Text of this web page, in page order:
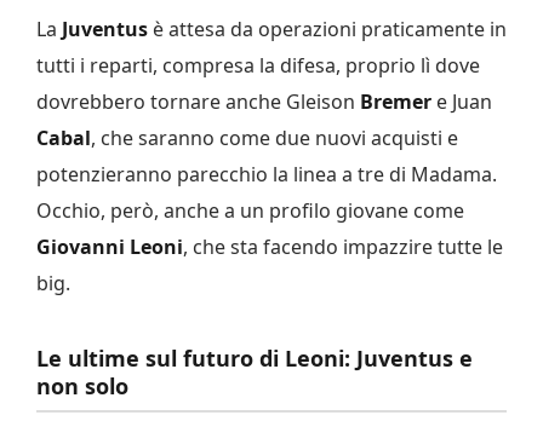
La Juventus è attesa da operazioni praticamente in
tutti i reparti, compresa la difesa, proprio lì dove
dovrebbero tornare anche Gleison Bremer e Juan
Cabal, che saranno come due nuovi acquisti e
potenzieranno parecchio la linea a tre di Madama.
Occhio, però, anche a un profilo giovane come
Giovanni Leoni, che sta facendo impazzire tutte le
big.
Le ultime sul futuro di Leoni: Juventus e
non solo